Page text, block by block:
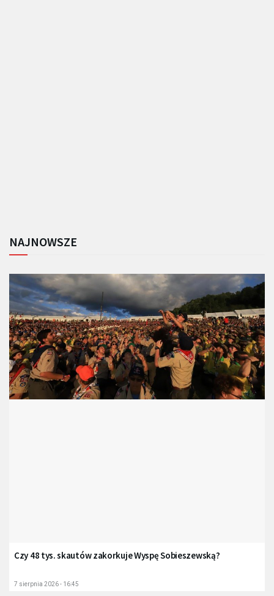
NAJNOWSZE
Czy 48 tys. skautów zakorkuje Wyspę Sobieszewską?
7 sierpnia 2026 - 16:45